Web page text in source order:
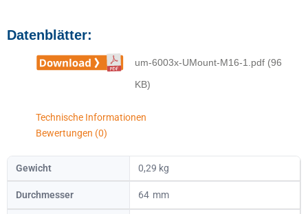
Datenblätter:
um-6003x-UMount-M16-1.pdf (96
KB)
Technische Informationen
Bewertungen (0)
Gewicht 0,29 kg
Durchmesser 64